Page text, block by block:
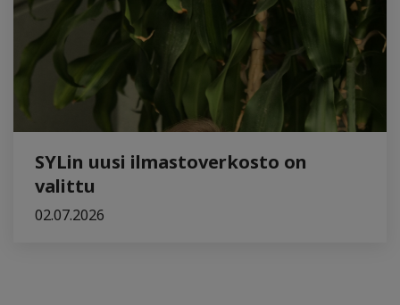
SYLin uusi ilmastoverkosto on
valittu
02.07.2026